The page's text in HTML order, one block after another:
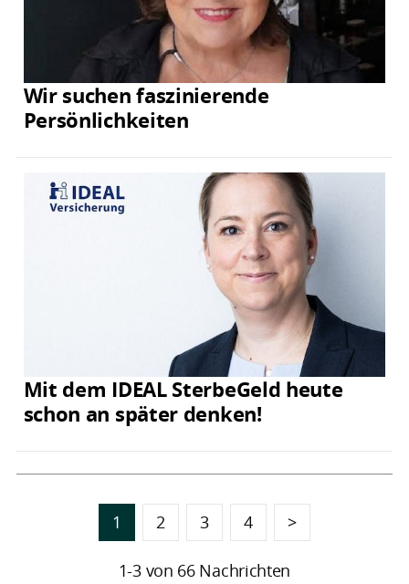
Wir suchen faszinierende
Persönlichkeiten
Mit dem IDEAL SterbeGeld heute
schon an später denken!
1 2 3 4 >
1-3 von 66 Nachrichten